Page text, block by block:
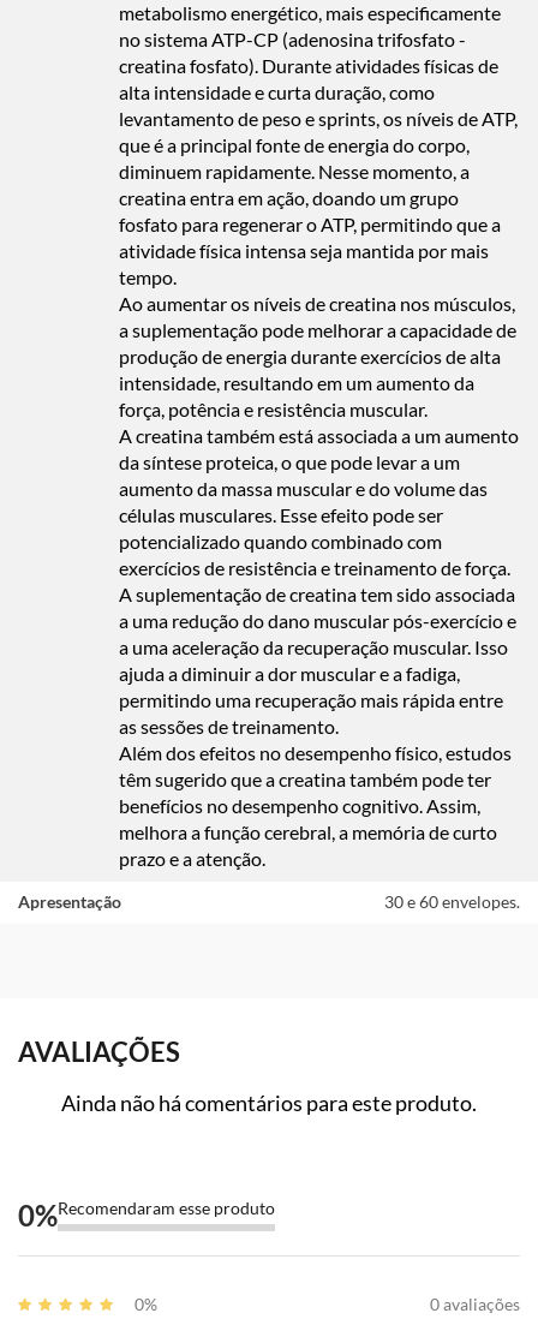
metabolismo energético, mais especificamente
no sistema ATP-CP (adenosina trifosfato -
creatina fosfato). Durante atividades físicas de
alta intensidade e curta duração, como
levantamento de peso e sprints, os níveis de ATP,
que é a principal fonte de energia do corpo,
diminuem rapidamente. Nesse momento, a
creatina entra em ação, doando um grupo
fosfato para regenerar o ATP, permitindo que a
atividade física intensa seja mantida por mais
tempo.
Ao aumentar os níveis de creatina nos músculos,
a suplementação pode melhorar a capacidade de
produção de energia durante exercícios de alta
intensidade, resultando em um aumento da
força, potência e resistência muscular.
A creatina também está associada a um aumento
da síntese proteica, o que pode levar a um
aumento da massa muscular e do volume das
células musculares. Esse efeito pode ser
potencializado quando combinado com
exercícios de resistência e treinamento de força.
A suplementação de creatina tem sido associada
a uma redução do dano muscular pós-exercício e
a uma aceleração da recuperação muscular. Isso
ajuda a diminuir a dor muscular e a fadiga,
permitindo uma recuperação mais rápida entre
as sessões de treinamento.
Além dos efeitos no desempenho físico, estudos
têm sugerido que a creatina também pode ter
benefícios no desempenho cognitivo. Assim,
melhora a função cerebral, a memória de curto
prazo e a atenção.
Apresentação 30 e 60 envelopes.
AVALIAÇÕES
Ainda não há comentários para este produto.
0%Recomendaram esse produto
0% 0 avaliações